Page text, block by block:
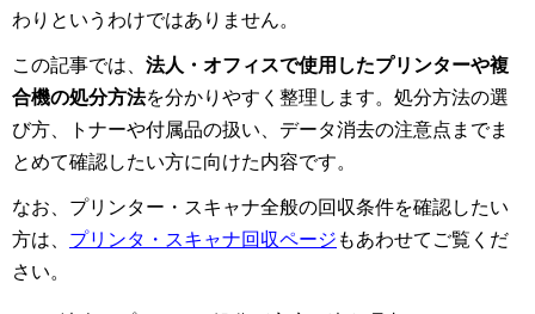
わりというわけではありません。
この記事では、 法人・オフィスで使用したプリンターや複
合機の処分方法を分かりやすく整理します。処分方法の選
び方、トナーや付属品の扱い、データ消去の注意点までま
とめて確認したい方に向けた内容です。
なお、プリンター・スキャナ全般の回収条件を確認したい
方は、 プリンタ・スキャナ回収ページ もあわせてご覧くだ
さい。